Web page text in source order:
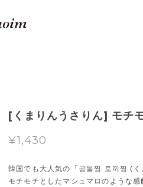
[くまりんうさりん] モチ
¥1,430
韓国でも大人気の「곰돌찡 토끼찡 (
モチモチとしたマシュマロのような